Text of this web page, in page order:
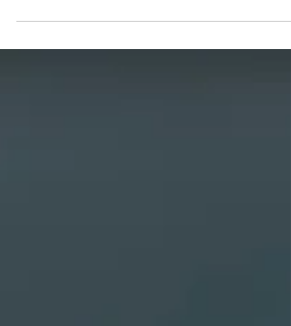
Kiinteistöjen sisäilman hallinta edellyttää
entistä parempia työkaluja. Erityisesti